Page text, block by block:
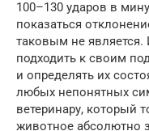
100–130 ударов в
показаться
таковым не
подходить к своим
и определять их
любых непонятных
ветеринару, который
животное абсолютно